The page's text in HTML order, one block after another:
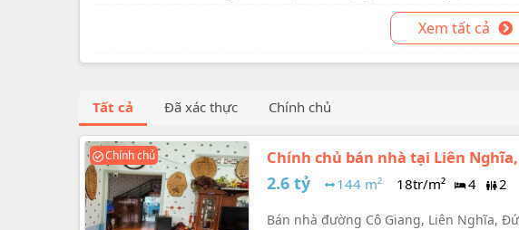
Xem tất cả
Tất cả Đã xác thực Chính chủ
Chính chủ
Chính chủ bán nhà tại Liên
giá 2.6 tỷ
2.6 tỷ 144 m² 18tr/m² 4 2
Bán nhà đường Cô Giang, Liên Nghĩa,